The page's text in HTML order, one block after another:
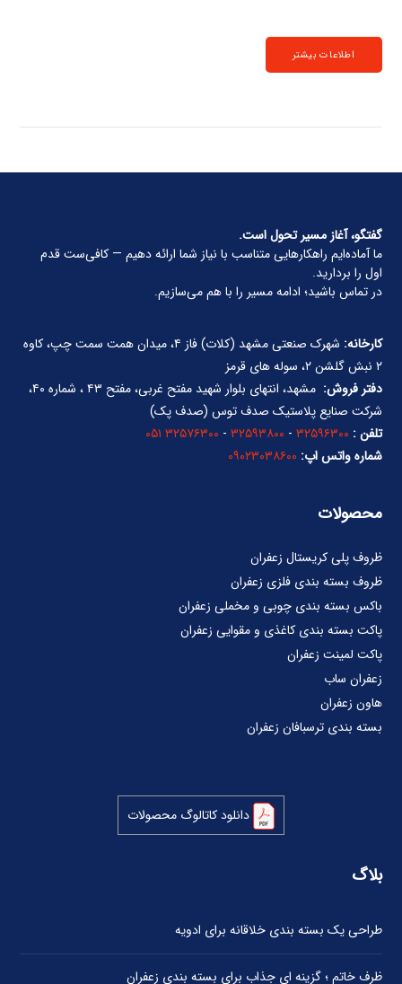
اطلاعات بیشتر
گفتگو، آغاز مسیر تحول است.
ما آماده‌ایم راهکارهایی متناسب با نیاز شما ارائه دهیم — کافی‌ست قدم
اول را بردارید.
در تماس باشید؛ ادامه مسیر را با هم می‌سازیم.
کارخانه:
شهرک صنعتی مشهد (کلات) فاز ۴، میدان همت سمت چپ، کاوه
۲ نبش گلشن ۲، سوله های قرمز
دفتر فروش:
مشهد، انتهای بلوار شهید مفتح غربی، مفتح ۴۳ ، شماره ۴۰،
شرکت صنایع پلاستیک صدف توس (صدف پک)
تلفن : ۳۲۵۹۶۳۰۰ - ۳۲۵۹۳۸۰۰ - ۳۲۵۷۶۳۰۰ ۰۵۱
شماره واتس اپ: ۰۹۰۲۳۰۳۸۶۰۰
محصولات
ظروف پلی کریستال زعفران
ظروف بسته بندی فلزی زعفران
باکس بسته بندی چوبی و مخملی زعفران
پاکت بسته بندی کاغذی و مقوایی زعفران
پاکت لمینت زعفران
زعفران ساب
هاون زعفران
بسته بندی ترسبافان زعفران
دانلود کاتالوگ محصولات
بلاگ
طراحی یک بسته بندی خلاقانه برای ادویه
ظرف خاتم ؛ گزینه ای جذاب برای بسته بندی زعفران